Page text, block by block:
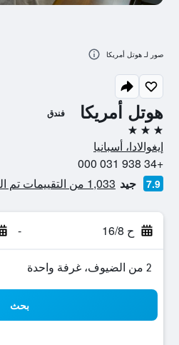
هوتل أمريكا فندق
3 نجوم
إيغوالادا، أسبانيا
+34 938 031 000
7.9 جيد 1,033 من التقييمات تم التحقق منها
ح 16/8 -
2 من الضيوف، غرفة واحدة
بحث
صور لـ هوتل أمريكا